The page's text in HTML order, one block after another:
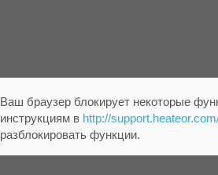
Ваш браузер блокирует некоторые
инструкциям в http://
разблокировать функции.